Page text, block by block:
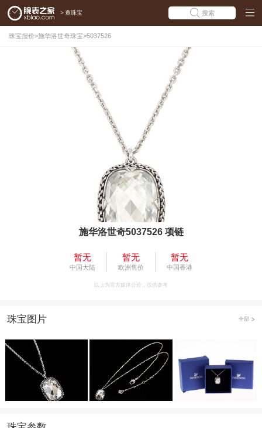
> 查珠宝 搜索
珠宝报价>施华洛世奇珠宝>5037526
施华洛世奇5037526 项链
暂无
中国大陆
暂无
欧洲售价
暂无
中国香港
以上为官方媒体公价，仅供参考
珠宝图片 全部